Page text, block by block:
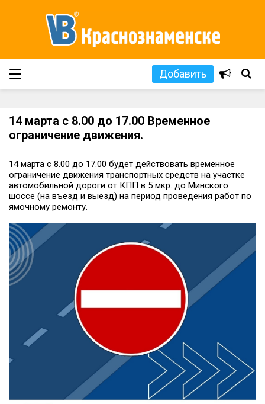
Добавить
14 марта с 8.00 до 17.00 Временное
ограничение движения.
14 марта с 8.00 до 17.00 будет действовать временное
ограничение движения транспортных средств на участке
автомобильной дороги от КПП в 5 мкр. до Минского
шоссе (на въезд и выезд) на период проведения работ по
ямочному ремонту.